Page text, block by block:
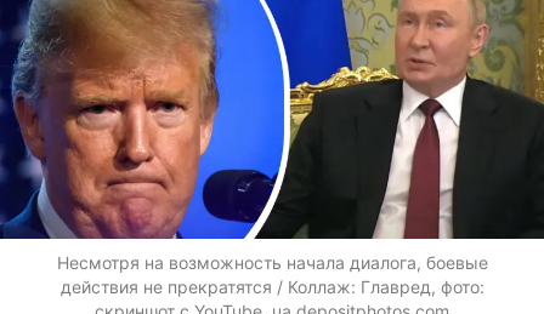
Несмотря на возможность начала диалога, боевые
действия не прекратятся / Коллаж: Главред, фото: